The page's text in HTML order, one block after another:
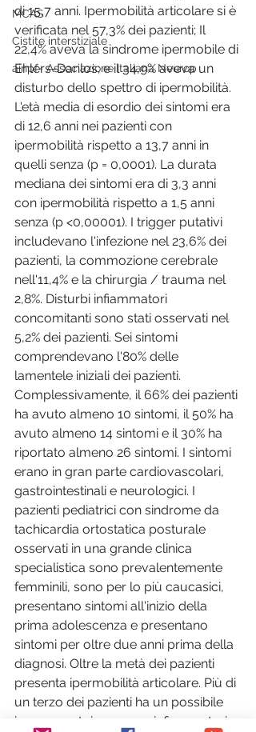
MCAS
Cistite interstiziale
ainpf- Associazione Italiana Neurop
di 15,7 anni. Ipermobilità articolare si è
verificata nel 57,3% dei pazienti; Il
22,4% aveva la sindrome ipermobile di
Ehlers-Danlos; e il 34,9% aveva un
disturbo dello spettro di ipermobilità.
L'età media di esordio dei sintomi era
di 12,6 anni nei pazienti con
ipermobilità rispetto a 13,7 anni in
quelli senza (p = 0,0001). La durata
mediana dei sintomi era di 3,3 anni
con ipermobilità rispetto a 1,5 anni
senza (p <0,00001). I trigger putativi
includevano l'infezione nel 23,6% dei
pazienti, la commozione cerebrale
nell'11,4% e la chirurgia / trauma nel
2,8%. Disturbi infiammatori
concomitanti sono stati osservati nel
5,2% dei pazienti. Sei sintomi
comprendevano l'80% delle
lamentele iniziali dei pazienti.
Complessivamente, il 66% dei pazienti
ha avuto almeno 10 sintomi, il 50% ha
avuto almeno 14 sintomi e il 30% ha
riportato almeno 26 sintomi. I sintomi
erano in gran parte cardiovascolari,
gastrointestinali e neurologici. I
pazienti pediatrici con sindrome da
tachicardia ortostatica posturale
osservati in una grande clinica
specialistica sono prevalentemente
femminili, sono per lo più caucasici,
presentano sintomi all'inizio della
prima adolescenza e presentano
sintomi per oltre due anni prima della
diagnosi. Oltre la metà dei pazienti
presenta ipermobilità articolare. Più di
un terzo dei pazienti ha un possibile
innesco autoimmune o infiammatorio,